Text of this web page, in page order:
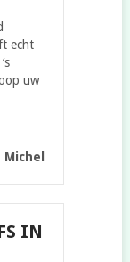
echt
uw
Michel
IN